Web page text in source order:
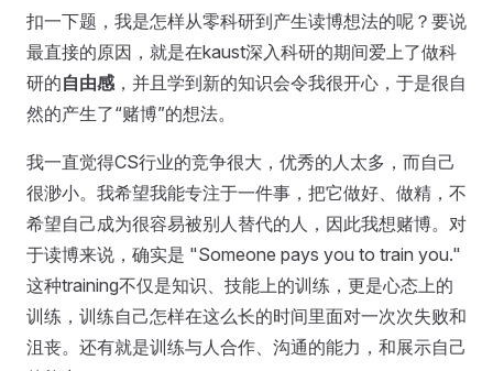
扣一下题，我是怎样从零科研到产生读博想法的呢？要说
最直接的原因，就是在kaust深入科研的期间爱上了做科
研的自由感，并且学到新的知识会令我很开心，于是很自
然的产生了“赌博”的想法。
我一直觉得CS行业的竞争很大，优秀的人太多，而自己
很渺小。我希望我能专注于一件事，把它做好、做精，不
希望自己成为很容易被别人替代的人，因此我想赌博。对
于读博来说，确实是 "Someone pays you to train you."
这种training不仅是知识、技能上的训练，更是心态上的
训练，训练自己怎样在这么长的时间里面对一次次失败和
沮丧。还有就是训练与人合作、沟通的能力，和展示自己